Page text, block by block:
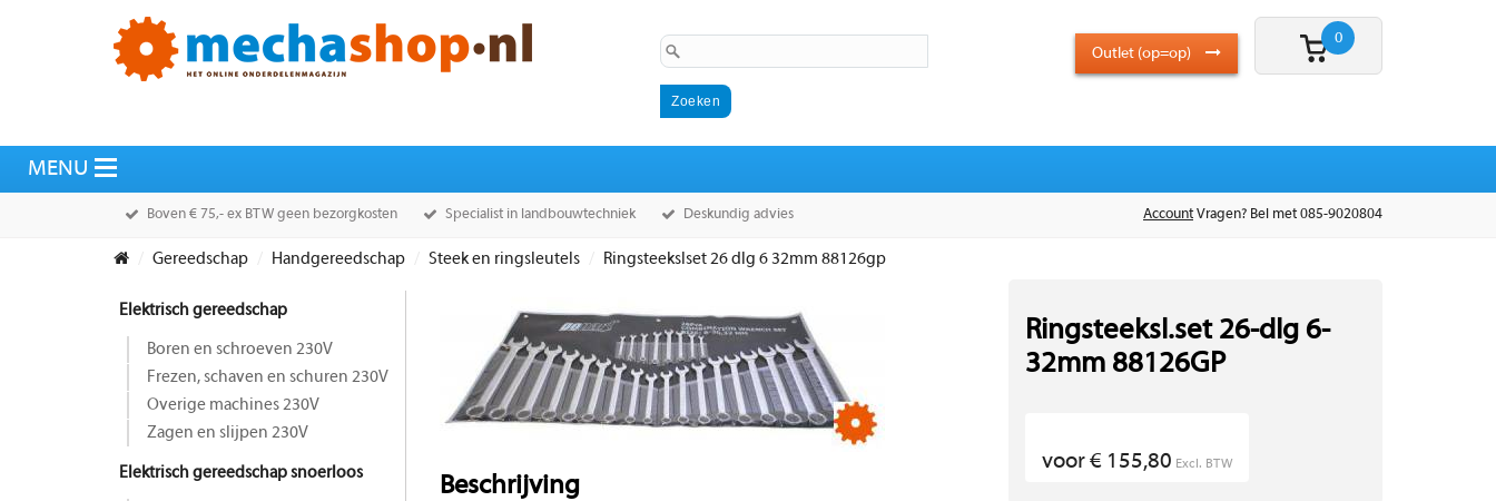
0
Outlet (op=op)
Boven € 75,- ex BTW geen bezorgkosten Specialist in landbouwtechniek Deskundig advies Account Vragen? Bel met 085-9020804
Gereedschap Handgereedschap Steek en ringsleutels Ringsteekslset 26 dlg 6 32mm 88126gp
Elektrisch gereedschap
Boren en schroeven 230V
Frezen, schaven en schuren 230V
Overige machines 230V
Zagen en slijpen 230V
Elektrisch gereedschap snoerloos Beschrijving
Ringsteeksl.set 26-dlg 6-
32mm 88126GP
voor € 155,80 Excl. BTW